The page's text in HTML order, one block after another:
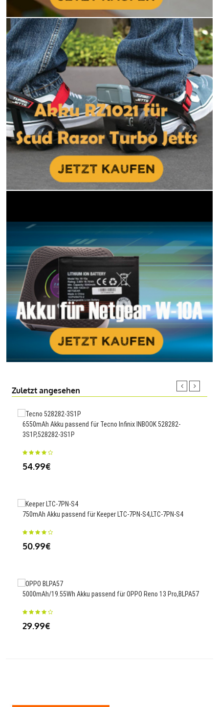
Zuletzt angesehen
6550mAh Akku passend für Tecno Infinix INBOOK 528282-
3S1P,528282-3S1P
54.99€
750mAh Akku passend für Keeper LTC-7PN-S4,LTC-7PN-S4
50.99€
5000mAh/19.55Wh Akku passend für OPPO Reno 13 Pro,BLPA57
29.99€